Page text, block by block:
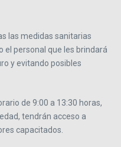
las medidas sanitarias
el personal que les brindará
y evitando posibles
de 9:00 a 13:30 horas,
tendrán acceso a
capacitados.